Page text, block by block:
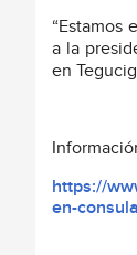
“Estamos
a la
en
https://
en-